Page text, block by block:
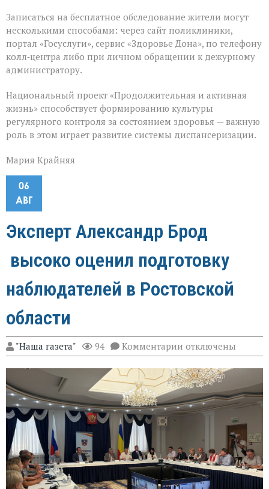
Записаться на бесплатное обследование жители могут
несколькими способами: через сайт поликлиники,
портал «Госуслуги», сервис «Здоровье Дона», по телефону
колл‑центра либо при личном обращении к дежурному
администратору.
Национальный проект «Продолжительная и активная
жизнь» способствует формированию культуры
регулярного контроля за состоянием здоровья — важную
роль в этом играет развитие системы диспансеризации.
Мария Крайняя
06
АВГ
Эксперт Александр Брод
высоко оценил подготовку
наблюдателей в Ростовской
области
"Наша газета" 94 Комментарии к
записи
Эксперт
Александр
Брод
высоко
оценил
подготовку
наблюдателей
Ростовской
области
отключены